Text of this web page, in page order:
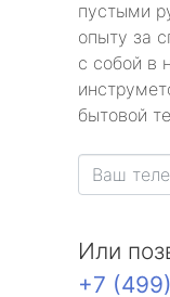
пустыми
опыту за
с собой в
бытовой
Или
+7